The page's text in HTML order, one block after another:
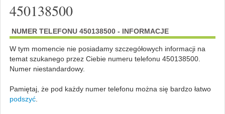
450138500
NUMER TELEFONU 450138500 - INFORMACJE
W tym momencie nie posiadamy szczegółowych informacji na
temat szukanego przez Ciebie numeru telefonu 450138500.
Numer niestandardowy.
Pamiętaj, że pod każdy numer telefonu można się bardzo łatwo
podszyć.